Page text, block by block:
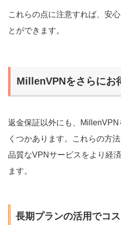
これらの点に注意すれば、安
とができます。
MillenVPNをさらにお
返金保証以外にも、
くつかあります。これらの方
品質なVPNサービスをより経
ます。
長期プランの活用でコ